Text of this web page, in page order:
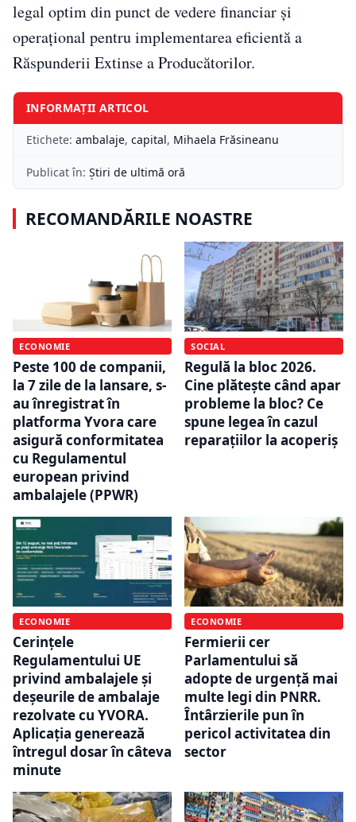
legal optim din punct de vedere financiar și
operațional pentru implementarea eficientă a
Răspunderii Extinse a Producătorilor.
INFORMAȚII ARTICOL
Etichete: ambalaje, capital, Mihaela Frăsineanu
Publicat în: Știri de ultimă oră
RECOMANDĂRILE NOASTRE
ECONOMIE
Peste 100 de companii,
la 7 zile de la lansare, s-
au înregistrat în
platforma Yvora care
asigură conformitatea
cu Regulamentul
european privind
ambalajele (PPWR)
SOCIAL
Regulă la bloc 2026.
Cine plătește când apar
probleme la bloc? Ce
spune legea în cazul
reparațiilor la acoperiș
ECONOMIE
Cerințele
Regulamentului UE
privind ambalajele și
deșeurile de ambalaje
rezolvate cu YVORA.
Aplicația generează
întregul dosar în câteva
minute
ECONOMIE
Fermierii cer
Parlamentului să
adopte de urgență mai
multe legi din PNRR.
Întârzierile pun în
pericol activitatea din
sector